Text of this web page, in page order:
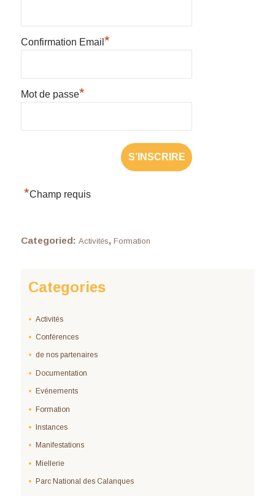
Confirmation Email *
Mot de passe*
*Champ requis
Categoried: Activités, Formation
Categories
Activités
Conférences
de nos partenaires
Documentation
Evénements
Formation
Instances
Manifestations
Miellerie
Parc National des Calanques